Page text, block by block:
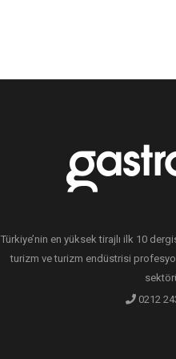
Türkiye’nin en yüksek tirajlı ilk 10
turizm ve turizm endüstrisi
0212